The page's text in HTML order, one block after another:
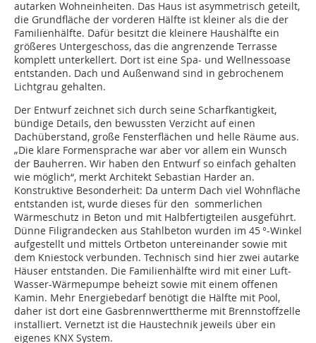
autarken Wohneinheiten. Das Haus ist asymmetrisch geteilt,
die Grundfläche der vorderen Hälfte ist kleiner als die der
Familienhälfte. Dafür besitzt die kleinere Haushälfte ein
größeres Untergeschoss, das die angrenzende Terrasse
komplett unterkellert. Dort ist eine Spa- und Wellnessoase
entstanden. Dach und Außenwand sind in gebrochenem
Lichtgrau gehalten.
Der Entwurf zeichnet sich durch seine Scharfkantigkeit,
bündige Details, den bewussten Verzicht auf einen
Dachüberstand, große Fensterflächen und helle Räume aus.
„Die klare Formensprache war aber vor allem ein Wunsch
der Bauherren. Wir haben den Entwurf so einfach gehalten
wie möglich“, merkt Architekt Sebastian Harder an.
Konstruktive Besonderheit: Da unterm Dach viel Wohnfläche
entstanden ist, wurde dieses für den sommerlichen
Wärmeschutz in Beton und mit Halbfertigteilen ausgeführt.
Dünne Filigrandecken aus Stahlbeton wurden im 45 °-Winkel
aufgestellt und mittels Ortbeton untereinander sowie mit
dem Kniestock verbunden. Technisch sind hier zwei autarke
Häuser entstanden. Die Familienhälfte wird mit einer Luft-
Wasser-Wärmepumpe beheizt sowie mit einem offenen
Kamin. Mehr Energiebedarf benötigt die Hälfte mit Pool,
daher ist dort eine Gasbrennwerttherme mit Brennstoffzelle
installiert. Vernetzt ist die Haustechnik jeweils über ein
eigenes KNX System.